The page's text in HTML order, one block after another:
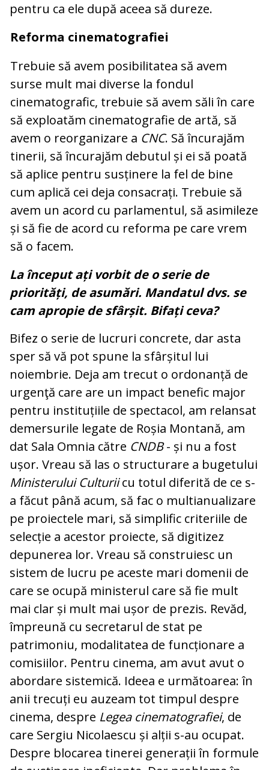
pentru ca ele după aceea să dureze.
Reforma cinematografiei
Trebuie să avem posibilitatea să avem
surse mult mai diverse la fondul
cinematografic, trebuie să avem săli în care
să exploatăm cinematografie de artă, să
avem o reorganizare a CNC. Să încurajăm
tinerii, să încurajăm debutul și ei să poată
să aplice pentru susținere la fel de bine
cum aplică cei deja consacrați. Trebuie să
avem un acord cu parlamentul, să asimileze
și să fie de acord cu reforma pe care vrem
să o facem.
La început ați vorbit de o serie de
priorități, de asumări. Mandatul dvs. se
cam apropie de sfârșit. Bifați ceva?
Bifez o serie de lucruri concrete, dar asta
sper să vă pot spune la sfârșitul lui
noiembrie. Deja am trecut o ordonanță de
urgenţă care are un impact benefic major
pentru instituțiile de spectacol, am relansat
demersurile legate de Roșia Montană, am
dat Sala Omnia către CNDB- și nu a fost
ușor. Vreau să las o structurare a bugetului
Ministerului Culturiicu totul diferită de ce s-
a făcut până acum, să fac o multianualizare
pe proiectele mari, să simplific criteriile de
selecție a acestor proiecte, să digitizez
depunerea lor. Vreau să construiesc un
sistem de lucru pe aceste mari domenii de
care se ocupă ministerul care să fie mult
mai clar și mult mai ușor de prezis. Revăd,
împreună cu secretarul de stat pe
patrimoniu, modalitatea de funcționare a
comisiilor. Pentru cinema, am avut avut o
abordare sistemică. Ideea e următoarea: în
anii trecuți eu auzeam tot timpul despre
cinema, despre Legea cinematografiei, de
care Sergiu Nicolaescu și alții s-au ocupat.
Despre blocarea tinerei generații în formule